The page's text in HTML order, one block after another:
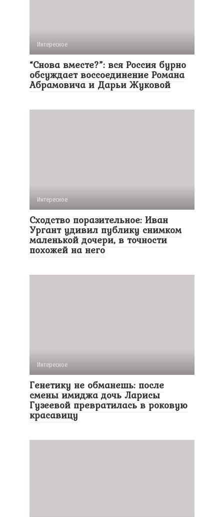
Интересное
“Снова вместе?”: вся Россия бурно
обсуждает воссоединение Романа
Абрамовича и Дарьи Жуковой
Интересное
Сходство поразительное: Иван
Ургант удивил публику снимком
маленькой дочери, в точности
похожей на него
Интересное
Генетику не обманешь: после
смены имиджа дочь Ларисы
Гузеевой превратилась в роковую
красавицу